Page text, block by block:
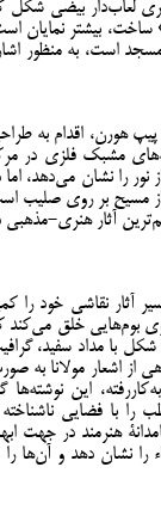
لعاب‌دار بیضی شکل
ساخت، بیشتر نمایان
است، به منظور
پیپ هورن، اقدام به
مشبک فلزی در
نور را نشان می‌دهد، اما
مسیح بر روی صلیب
آثار هنری‌-مذهبی
آثار نقاشی خود را
بوم‌هایی خلق می‌کند
با مداد سفید،
از اشعار مولانا به
این نوشته‌ها
را با فضایی
هنرمند در جهت
نشان دهد و آن‌ها را